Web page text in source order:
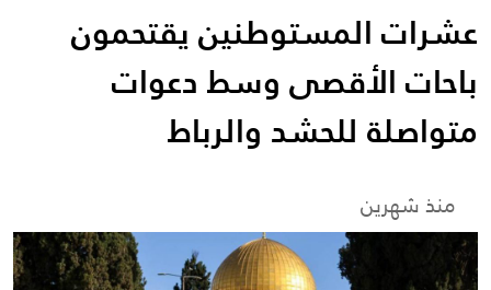
عشرات المستوطنين يقتحمون
باحات الأقصى وسط دعوات
متواصلة للحشد والرباط
منذ شهرين